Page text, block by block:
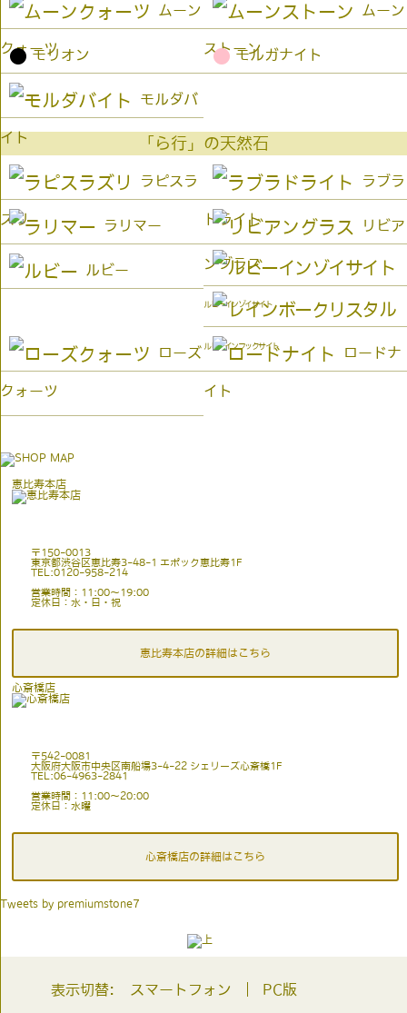
ムーン
クォーツ
ムーン
ストーン
● モリオン ● モルガナイト
モルダバ
イト 「ら行」の天然石
ラピスラ
ズリ
ラブラ
ドライト
ラリマー リビア
ングラス
ルビー
ルビーインゾイサイト
ルビーインフックサイト
ローズ
クォーツ
ロードナ
イト
恵比寿本店
〒150-0013
東京都渋谷区恵比寿3-48-1 エポック恵比寿1F
TEL:0120-958-214
営業時間：11:00〜19:00
定休日：水・日・祝
恵比寿本店の詳細はこちら
心斎橋店
〒542-0081
大阪府大阪市中央区南船場3-4-22 シェリーズ心斎橋1F
TEL:06-4963-2841
営業時間：11:00〜20:00
定休日：水曜
心斎橋店の詳細はこちら
Tweets by premiumstone7
表示切替: スマートフォン PC版